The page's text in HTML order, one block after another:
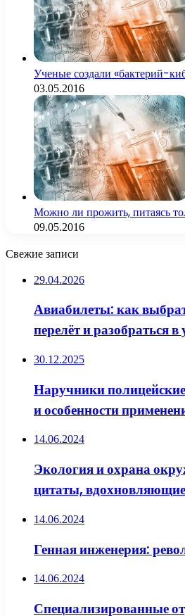
Ученые создали «бактерий-
03.05.2016
Можно ли прожить, питаясь
09.05.2016
Свежие записи
29.04.2026
Авиабилеты: как
перелёт и разобраться в
30.12.2025
Наручники
и особенности
14.06.2024
Экология и охрана
цитаты, вдохновляющие
14.06.2024
Генная инженерия:
14.06.2024
Специализированные